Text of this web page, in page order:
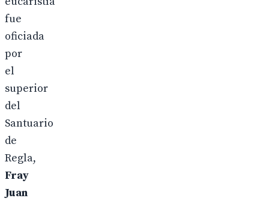
fue
oficiada
por
el
superior
del
Santuario
de
Regla,
Fray
Juan